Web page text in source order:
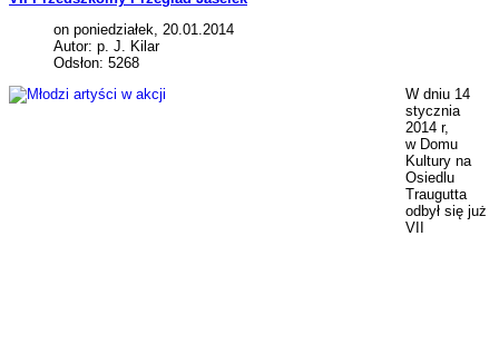
on poniedziałek, 20.01.2014
Autor: p. J. Kilar
Odsłon: 5268
W dniu 14
stycznia
2014 r,
w Domu
Kultury na
Osiedlu
Traugutta
odbył się już
VII